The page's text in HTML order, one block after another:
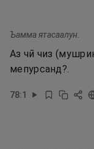
Ъамма ятасаалун.
Аз чӣ чиз
мепурсанд?.
78:1